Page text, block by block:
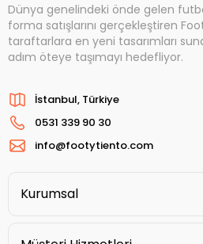
Dünya genelindeki önde gelen
forma satışlarını gerçekleştiren
taraftarlara en yeni tasarımları
adım öteye taşımayı hedefliyor.
İstanbul, Türkiye
0531 339 90 30
info@footytiento.com
Kurumsal